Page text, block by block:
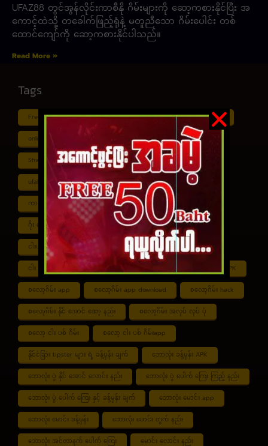
UFAZ88 တွင်အွန်လိုင်းကာစီနို ဂိမ်းများကို ဆော့ကစားနိုင်ပြီး အ
ကောင့်ထဲသို့ တခေါက်ဖြည့်ရုံနဲ့ မတူညီသော ဂိမ်းပေါင်း တစ်
ထောင်ကျော်ကို ဆော့ကစားနိုင်ပါသည်။
Read More »
Tags
Free ငါး ပစ် ဂိမ်း Myanmar ကာစီနို Online ငါး ဂိမ်း apk
online ငါး ပစ် ဂိမ်းapp Shan Koe Mee ငါး ပစ် ဂိမ်း
Shwe ကာစီနို APK UFABET ufabet888
ufabet เข้าสู่ระบบ ကာစီနို app ကာစီနို ဂိမ်း
ကာစီနို ငါး ပစ် ဂိမ်း ကာစီနို စလော့ဂိမ်း ကျွဲ စလော့ဂိမ်း
ဂိုး ပေါင်း လောင်း နည်း ငါး ဂိမ်း ငွေ အကောင် ဆုံး
ငါးပစ်ဂိမ်း App download ငါး ပစ် ဂိမ်း link
ငါး ပစ် ဂိမ်း ဆော့ နည်း ငါး ပစ် ဂိမ်း ပိုက်ဆံ ရ စလော့ဂိမ်း APK
စလော့ဂိမ်း app စလော့ဂိမ်း app download စလော့ဂိမ်း hack
စလော့ဂိမ်း နိုင် အောင် ဆော့ နည်း စလော့ဂိမ်း အလုပ် လုပ် ပုံ
စလော့ ငါး ပစ် ဂိမ်း စလော့ ငါး ပစ် ဂိမ်းapp
နိုင်ငံခြား tipster များ ရဲ့ ခန့်မှန်း ချက် ဘောလုံး ခန့်မှန်း APK
ဘောလုံး ပွဲ နိုင် အောင် လောင်း နည်း ဘောလုံး ပွဲ ပေါက် ကြေး ကြည့် နည်း
ဘောလုံး ပွဲ ပေါက် ကြေး နှင့် ခန့်မှန်း ချက် ဘောလုံး မောင်း app
ဘောလုံး မောင်း ခန့်မှန်း ဘောလုံး မောင်း တွက် နည်း
ဘောလုံး အင်တာနက် ပေါက် ကြေး မောင်း လောင်း နည်း